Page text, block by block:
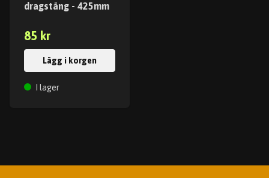
dragstång - 425mm
85 kr
Lägg i korgen
I lager